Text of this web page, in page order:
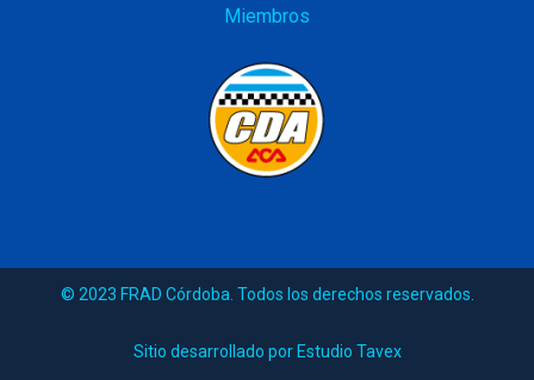
Miembros
© 2023 FRAD Córdoba. Todos los derechos reservados.
Sitio desarrollado por Estudio Tavex